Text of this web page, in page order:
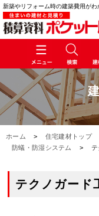
新築やリフォーム時の建築費用がわ
ホーム > 住宅建材トップ
防蟻・防湿システム
> テ
テクノガード